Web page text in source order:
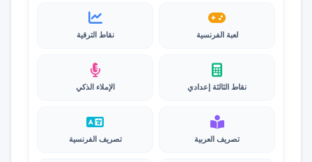
لعبة الفرنسية نقاط الترقية
نقاط الثالثة إعدادي الإملاء الذكي
تصريف العربية تصريف الفرنسية